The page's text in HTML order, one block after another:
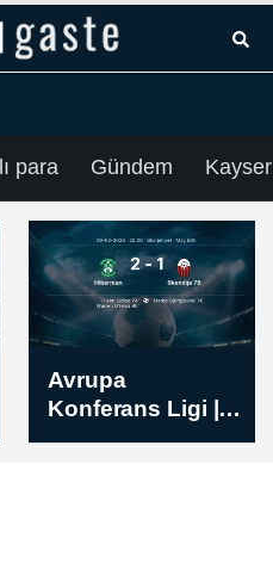
para Gündem
Avrupa
Konferans Ligi |
Hibernian -